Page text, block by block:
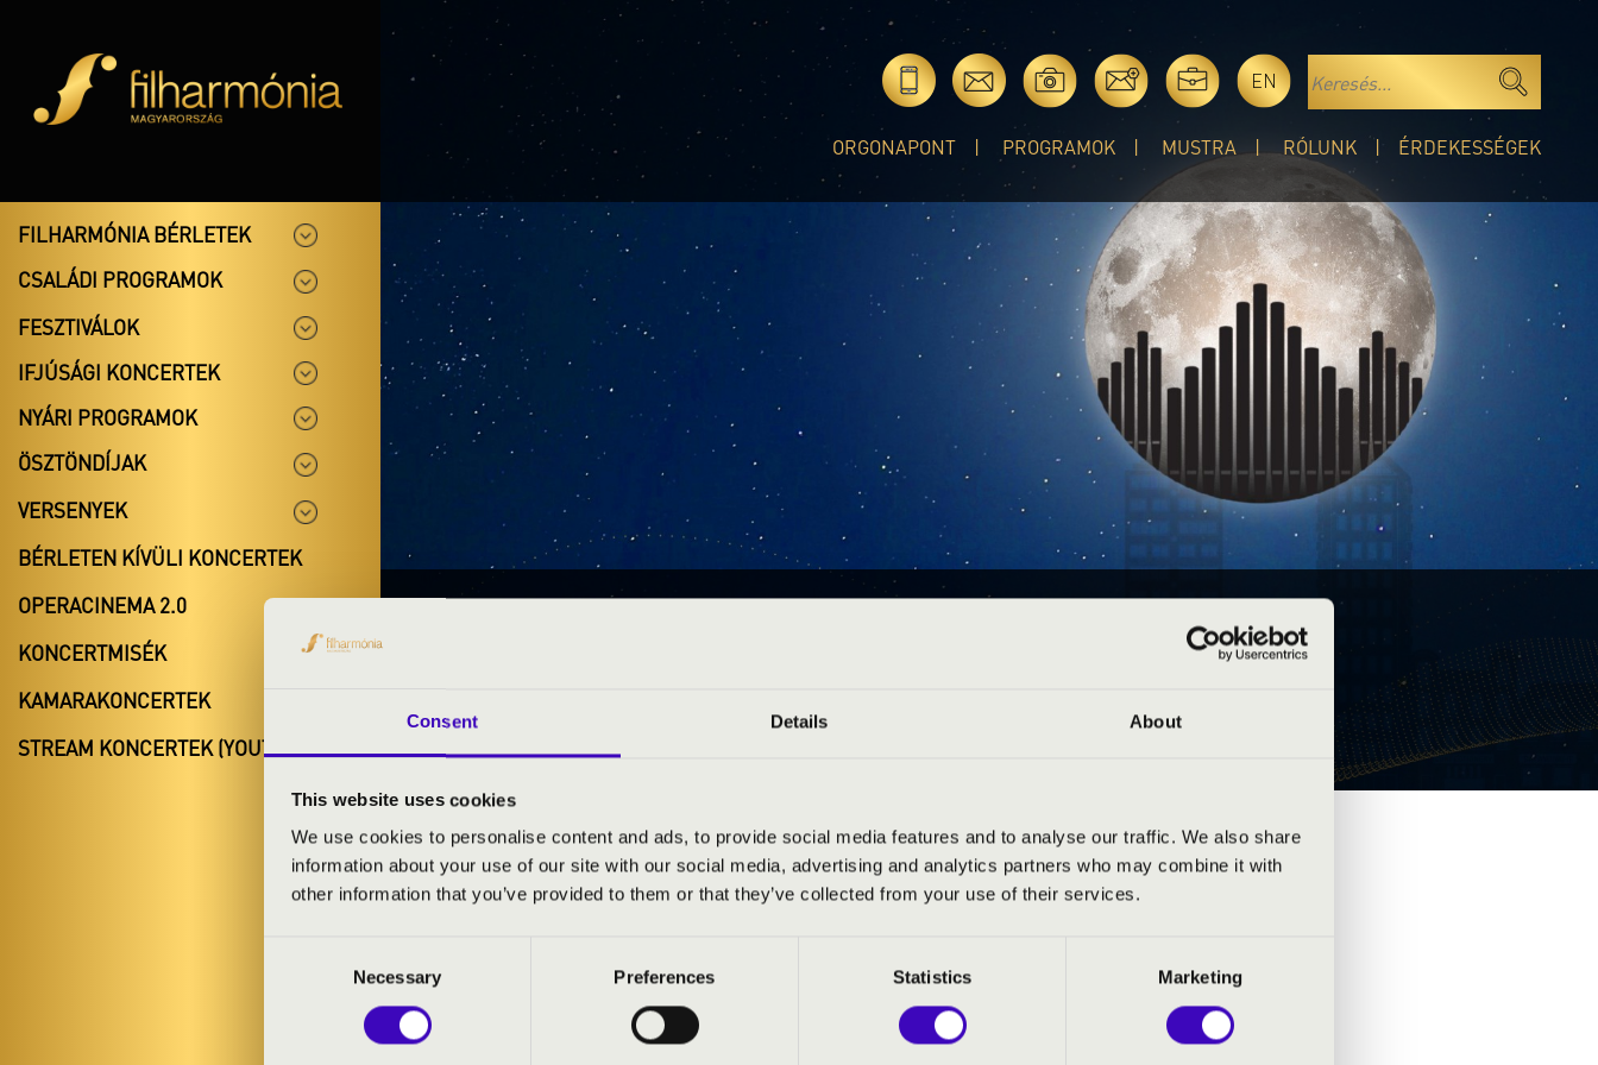
Consent Details About
This website uses cookies
We use cookies to personalise content and ads, to provide social media features and to analyse our traffic. We also share
information about your use of our site with our social media, advertising and analytics partners who may combine it with
other information that you’ve provided to them or that they’ve collected from your use of their services.
Necessary Preferences Statistics Marketing
EN
ORGONAPONT PROGRAMOK MUSTRA RÓLUNK ÉRDEKESSÉGEK
FILHARMÓNIA BÉRLETEK
CSALÁDI PROGRAMOK
FESZTIVÁLOK
IFJÚSÁGI KONCERTEK
NYÁRI PROGRAMOK
ÖSZTÖNDÍJAK
VERSENYEK
BÉRLETEN KÍVÜLI KONCERTEK
OPERACINEMA 2.0
KONCERTMISÉK
KAMARAKONCERTEK
STREAM KONCERTEK (YOUTUBE)
VILÁGSZERTE / WORLDWIDE
MESTERKURZUSOK